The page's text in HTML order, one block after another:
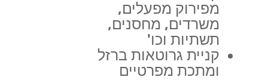
מפירוק מפעלים,
משרדים, מחסנים,
תשתיות וכו'
קניית גרוטאות ברזל
ומתכת מפרטיים